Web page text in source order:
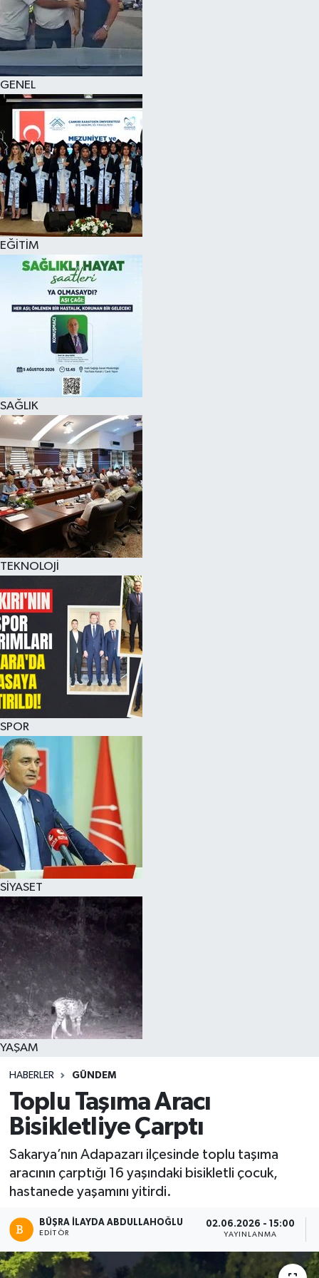
GENEL
EĞİTİM
SAĞLIK
TEKNOLOJİ
SPOR
SİYASET
YAŞAM
HABERLER GÜNDEM
Toplu Taşıma Aracı
Bisikletliye Çarptı
Sakarya’nın Adapazarı ilçesinde toplu taşıma
aracının çarptığı 16 yaşındaki bisikletli çocuk,
hastanede yaşamını yitirdi.
BÜŞRA İLAYDA ABDULLAHOĞLU
EDITÖR
02.06.2026 - 15:00
YAYINLANMA
KÜLTÜR SANAT
SAĞLIK
SİYASET
SPOR
TEKNOLOJİ
VİZYONDAKİLER
YAŞAM